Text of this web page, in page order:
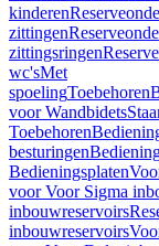
kinderen
zittingen
zittingsringen
wc'sMet
spoelingToebehoren
voor Wandbidets
Toebehoren
besturingen
Bedieningsplaten
voor Voor Sigma
inbouwreservoirs
inbouwreservoirs